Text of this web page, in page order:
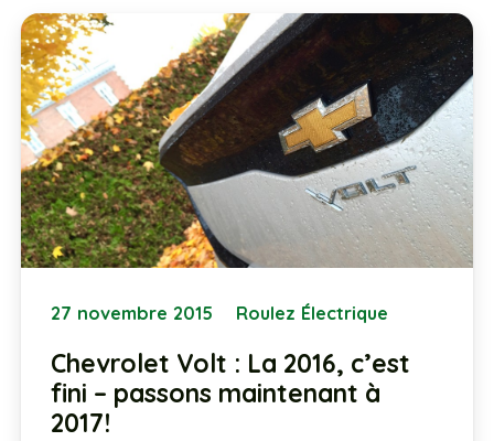
27 novembre 2015 Roulez Électrique
Chevrolet Volt : La 2016, c’est
fini – passons maintenant à
2017!